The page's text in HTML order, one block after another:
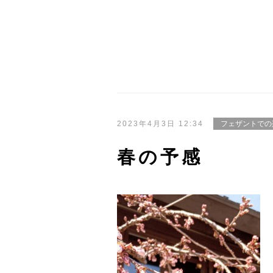
2023年4月3日 12:34 フェザントで
春の予感